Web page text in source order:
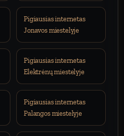
Pigiausias internetas
Jonavos miestelyje
Pigiausias internetas
Elektrėnų miestelyje
Pigiausias internetas
Palangos miestelyje